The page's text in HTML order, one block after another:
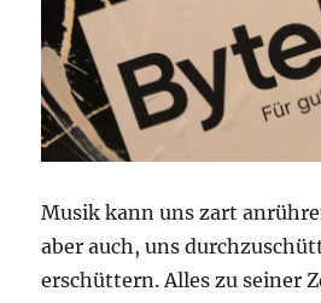
Musik kann uns zart
aber auch, uns
erschüttern. Alles zu seiner